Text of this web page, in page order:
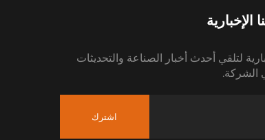
لتلقي أحدث أخبار الصناعة والتحديثات
الشركة.
اشترك